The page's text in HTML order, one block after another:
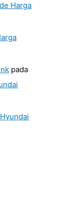
Harga
pada